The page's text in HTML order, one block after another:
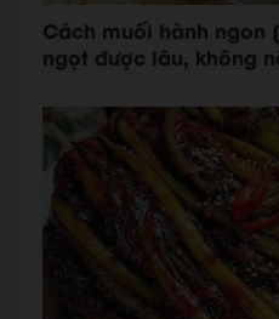
Cách muối hành ngon
ngọt được lâu, không